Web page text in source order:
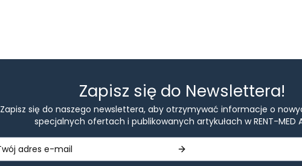
Zapisz się do Newslettera!
Zapisz się do naszego newslettera, aby otrzymywać informacje o
specjalnych ofertach i publikowanych artykułach w RENT-MED